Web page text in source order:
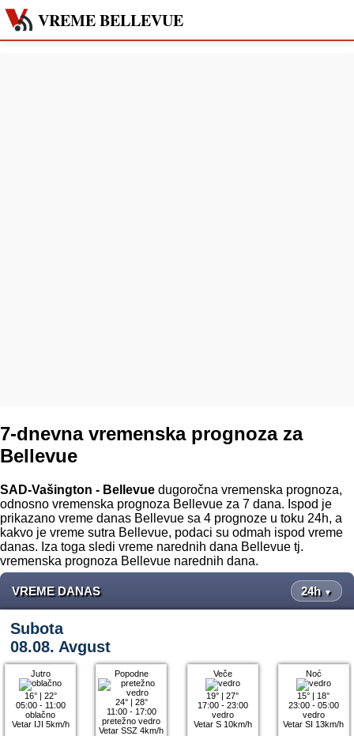
VREME BELLEVUE
7-dnevna vremenska prognoza za
Bellevue
SAD-Vašington - Bellevue dugoročna vremenska prognoza,
odnosno vremenska prognoza Bellevue za 7 dana. Ispod je
prikazano vreme danas Bellevue sa 4 prognoze u toku 24h, a
kakvo je vreme sutra Bellevue, podaci su odmah ispod vreme
danas. Iza toga sledi vreme narednih dana Bellevue tj.
vremenska prognoza Bellevue narednih dana.
VREME DANAS 24h ▼
Subota
08.08. Avgust
Jutro
16°| 22°
05:00 - 11:00
oblačno
Vetar IJI 5km/h
Popodne
24°| 28°
11:00 - 17:00
pretežno vedro
Vetar SSZ 4km/h
Veče
19° |27°
17:00 - 23:00
vedro
Vetar S 10km/h
Noć
15° | 18°
23:00 - 05:00
vedro
Vetar SI 13km/h